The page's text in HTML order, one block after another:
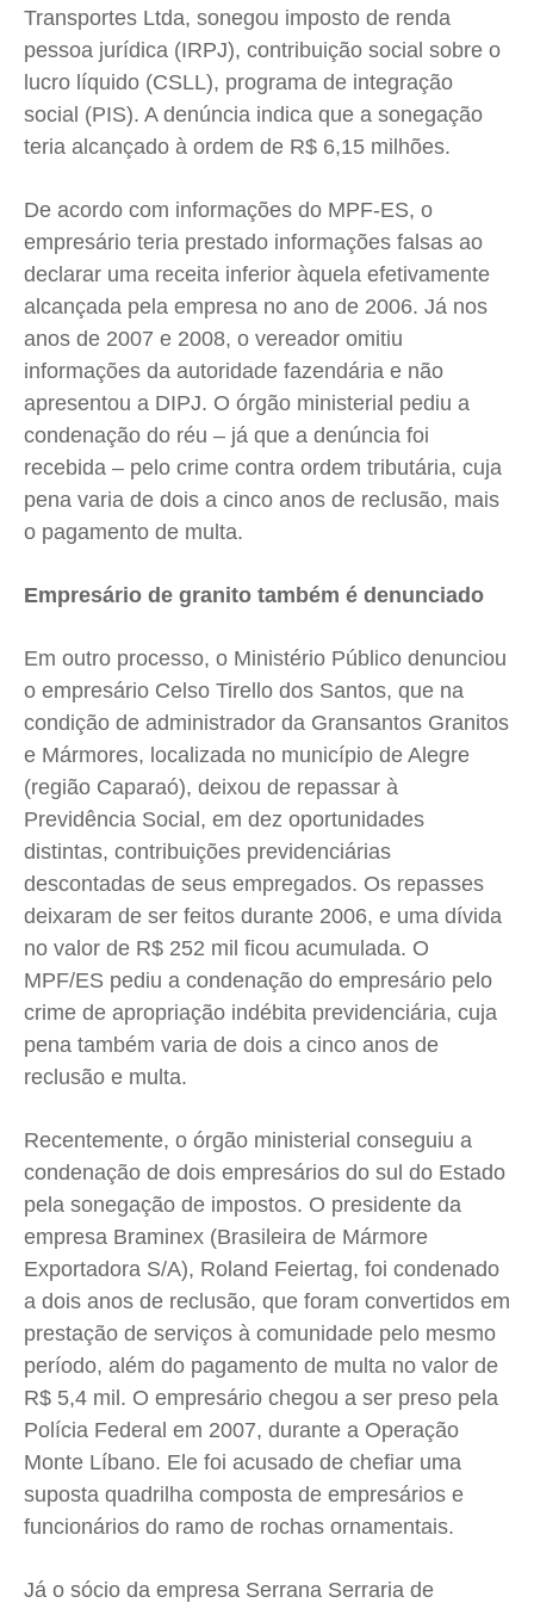
Caetano Roque
Gustavo Bastos
Jr Mignone (in memorian)
Wanda Sily
Publicidade Legal
Anuncie
Quem Somos
Anuncie
Termos de Uso
Privacidade
Caetano Roque
Gustavo Bastos
Jr Mignone (in memorian)
Wanda Sily
Publicidade Legal
Anuncie
Quem Somos
Anuncie
Termos de Uso
Privacidade
Caetano Roque
Gustavo Bastos
Jr Mignone (in memorian)
Wanda Sily
Publicidade Legal
Anuncie
Quem Somos
Anuncie
Termos de Uso
Privacidade
Caetano Roque
Gustavo Bastos
Jr Mignone (in memorian)
Wanda Sily
Publicidade Legal
Anuncie
Quem Somos
Anuncie
Termos de Uso
Privacidade
Transportes Ltda, sonegou imposto de renda
pessoa jurídica (IRPJ), contribuição social sobre o
lucro líquido (CSLL), programa de integração
social (PIS). A denúncia indica que a sonegação
teria alcançado à ordem de R$ 6,15 milhões.
De acordo com informações do MPF-ES, o
empresário teria prestado informações falsas ao
declarar uma receita inferior àquela efetivamente
alcançada pela empresa no ano de 2006. Já nos
anos de 2007 e 2008, o vereador omitiu
informações da autoridade fazendária e não
apresentou a DIPJ. O órgão ministerial pediu a
condenação do réu – já que a denúncia foi
recebida – pelo crime contra ordem tributária, cuja
pena varia de dois a cinco anos de reclusão, mais
o pagamento de multa.
Empresário de granito também é denunciado
Em outro processo, o Ministério Público denunciou
o empresário Celso Tirello dos Santos, que na
condição de administrador da Gransantos Granitos
e Mármores, localizada no município de Alegre
(região Caparaó), deixou de repassar à
Previdência Social, em dez oportunidades
distintas, contribuições previdenciárias
descontadas de seus empregados. Os repasses
deixaram de ser feitos durante 2006, e uma dívida
no valor de R$ 252 mil ficou acumulada. O
MPF/ES pediu a condenação do empresário pelo
crime de apropriação indébita previdenciária, cuja
pena também varia de dois a cinco anos de
reclusão e multa.
Recentemente, o órgão ministerial conseguiu a
condenação de dois empresários do sul do Estado
pela sonegação de impostos. O presidente da
empresa Braminex (Brasileira de Mármore
Exportadora S/A), Roland Feiertag, foi condenado
a dois anos de reclusão, que foram convertidos em
prestação de serviços à comunidade pelo mesmo
período, além do pagamento de multa no valor de
R$ 5,4 mil. O empresário chegou a ser preso pela
Polícia Federal em 2007, durante a Operação
Monte Líbano. Ele foi acusado de chefiar uma
suposta quadrilha composta de empresários e
funcionários do ramo de rochas ornamentais.
Já o sócio da empresa Serrana Serraria de